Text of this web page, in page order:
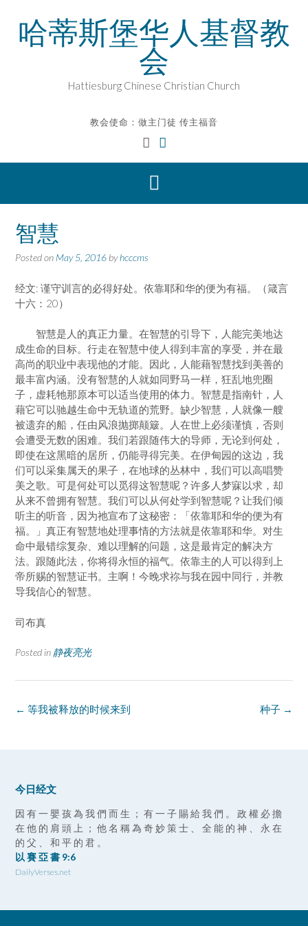
content哈蒂斯堡华人基督教
会
Hattiesburg Chinese Christian Church
教会使命：做主门徒 传主福音
智慧
Posted on May 5, 2016 byhcccms
经文: 谨守训言的必得好处。依靠耶和华的便为有福。（箴言
十六：20）
智慧是人的真正力量。在智慧的引导下，人能完美地达
成生命的目标。行走在智慧中使人得到丰富的享受，并在最
高尚的职业中表现他的才能。因此，人能藉智慧找到美善的
最丰富内涵。没有智慧的人就如同野马一样，狂乱地兜圈
子，虚耗牠那原本可以适当使用的体力。智慧是指南针，人
藉它可以驰越生命中无轨道的荒野。缺少智慧，人就像一艘
被遗弃的船，任由风浪抛掷颠簸。人在世上必须谨慎，否则
会遭受无数的困难。我们若跟随伟大的导师，无论到何处，
即使在这黑暗的居所，仍能寻得完美。在伊甸园的这边，我
们可以采集属天的果子，在地球的丛林中，我们可以高唱赞
美之歌。可是何处可以觅得这智慧呢？许多人梦寐以求，却
从来不曾拥有智慧。我们可以从何处学到智慧呢？让我们倾
听主的听音，因为祂宣布了这秘密：「依靠耶和华的便为有
福。」真正有智慧地处理事情的方法就是依靠耶和华。对生
命中最错综复杂、难以理解的问题，这是最肯定的解决方
法。跟随此法，你将得永恒的福气。依靠主的人可以得到上
帝所赐的智慧证书。主啊！今晚求祢与我在园中同行，并教
导我信心的智慧。
司布真
Posted in 静夜亮光
Post
种子 →
← 等我被释放的时候来到
今日经文
因 有 一 嬰 孩 為 我 們 而 生 ； 有 一 子 賜 給 我 們 。 政 權 必 擔
在 他 的 肩 頭 上 ； 他 名 稱 為 奇 妙 策 士 、 全 能 的 神 、 永 在
的 父 、 和 平 的 君 。
以 賽 亞 書 9:6
DailyVerses.net